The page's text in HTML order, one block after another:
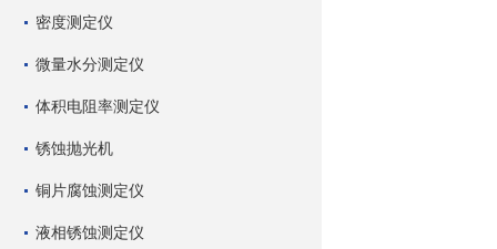
密度测定仪
微量水分测定仪
体积电阻率测定仪
锈蚀抛光机
铜片腐蚀测定仪
液相锈蚀测定仪